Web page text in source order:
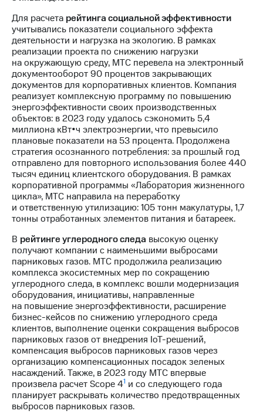
Акционерный
капитал
Контроль
и
аудит
Рынок
акций
Описание
Программа
приобретения
Порядок
выкупа
акций
Дивиденды
Рынок
облигаций
Описание
Еврооблигации-2023
о
погашении
именных
облигаций
Другое
Регистратор
Реквизиты
Контакты
развитие
деловая этика
На главную
Для расчета рейтинга социальной эффективности
учитывались показатели социального эффекта
деятельности и нагрузка на экологию. В рамках
реализации проекта по снижению нагрузки
на окружающую среду, МТС перевела на электронный
документооборот 90 процентов закрывающих
документов для корпоративных клиентов. Компания
реализует комплексную программу по повышению
энергоэффективности своих производственных
объектов: в 2023 году удалось сэкономить 5,4
миллиона кВт•ч электроэнергии, что превысило
плановые показатели на 53 процента. Продолжена
стратегия осознанного потребления: за прошлый год
отправлено для повторного использования более 440
тысяч единиц клиентского оборудования. В рамках
корпоративной программы «Лаборатория жизненного
цикла», МТС направила на переработку
и ответственную утилизацию: 105 тонн макулатуры, 1,7
тонны отработанных элементов питания и батареек.
В рейтинге углеродного следа высокую оценку
получают компании с наименьшими выбросами
парниковых газов. МТС продолжила реализацию
комплекса экосистемных мер по сокращению
углеродного следа, в комплекс вошли модернизация
оборудования, инициативы, направленные
на повышение энергоэффективности, расширение
бизнес-кейсов по снижению углеродного среда
клиентов, выполнение оценки сокращения выбросов
парниковых газов от внедрения IoT-решений,
компенсация выбросов парниковых газов через
организацию компенсационных посадок зеленых
насаждений. Также, в 2023 году МТС впервые
произвела расчет Scope 41 и со следующего года
планирует раскрывать количество предотвращенных
выбросов парниковых газов.